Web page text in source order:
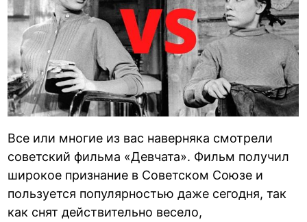
Все или многие из вас наверняка смотрели
советский фильма «Девчата». Фильм получил
широкое признание в Советском Союзе и
пользуется популярностью даже сегодня, так
как снят действительно весело,